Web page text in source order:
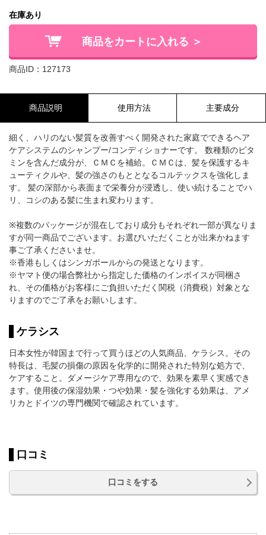
在庫あり
商品をカートに入れる ＞
商品ID：127173
商品説明 使用方法 主要成分
細く、ハリのない髪質を改善すべく開発された家庭でできるヘア
ケアシステムのシャンプー/コンディショナーです。 数種類のビタ
ミンを含んだ成分が、ＣＭＣを補給。ＣＭＣは、髪を保護するキ
ューティクルや、髪の強さのもととなるコルテックスを強化しま
す。 髪の深部から表面まで栄養分が浸透し、使い続けることでハ
リ、コシのある髪に生まれ変わります。
※複数のパッケージが混在しており成分もそれぞれ一部が異なりま
すが同一商品でございます。お選びいただくことが出来かねます
事ご了承くださいませ。
※香港もしくはシンガポールからの発送となります。
※ヤマト便の場合弊社から指定した価格のインボイスが同梱さ
れ、その価格がお客様にご負担いただく関税（消費税）対象とな
りますのでご了承をお願いします。
ケラシス
日本女性が韓国まで行って買うほどの人気商品、ケラシス。その
特長は、毛髪の損傷の原因を化学的に開発された特別な処方で、
ケアすること。ダメージケア専用なので、効果を素早く実感でき
ます。使用後の保湿効果・つや効果・髪を強化する効果は、アメ
リカとドイツの専門機関で確認されています。
口コミ
口コミをする